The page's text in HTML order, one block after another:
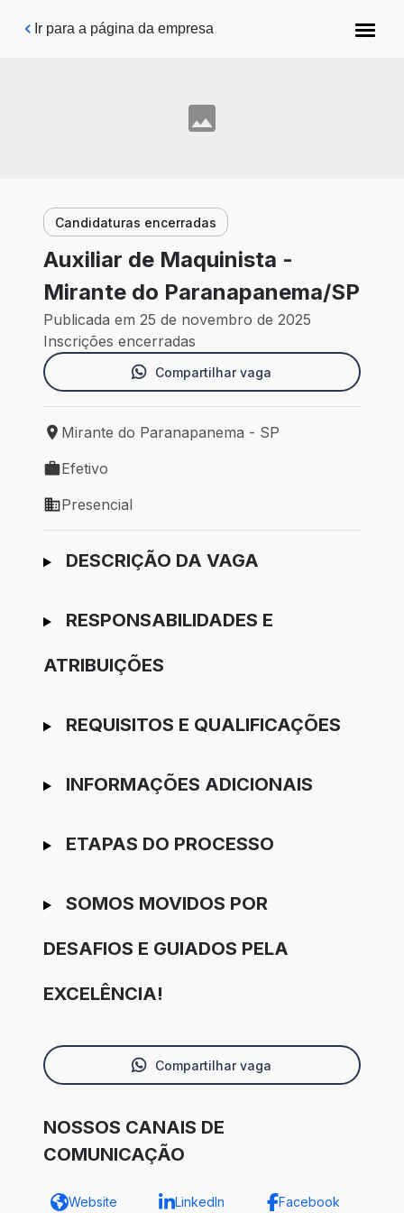
Pular para o conteúdo principal
Ir para a página da empresa
Candidaturas encerradas
Auxiliar de Maquinista -
Mirante do Paranapanema/SP
Publicada em 25 de novembro de 2025
Inscrições encerradas
Compartilhar vaga
Local de trabalho: Mirante do Paranapanema - SP
Mirante do Paranapanema - SP
Tipo de vaga: Efetivo
Efetivo
Modelo de trabalho: Presencial
Presencial
Ir para candidatura
DESCRIÇÃO DA VAGA
RESPONSABILIDADES E
ATRIBUIÇÕES
REQUISITOS E QUALIFICAÇÕES
INFORMAÇÕES ADICIONAIS
ETAPAS DO PROCESSO
SOMOS MOVIDOS POR
DESAFIOS E GUIADOS PELA
EXCELÊNCIA!
Compartilhar vaga
NOSSOS CANAIS DE
COMUNICAÇÃO
Website LinkedIn Facebook